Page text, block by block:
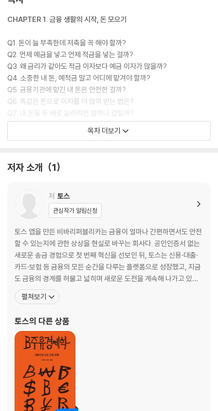
질문에 토스가 내놓는 답이자, ‘누구나 편리하고 평등하게 금융하는 세상
CHAPTER 1. 금융 생활의 시작, 돈 모으기
Q1. 돈이 늘 부족한데 저축을 꼭 해야 할까?
Q2. 언제 예금을 넣고 언제 적금을 넣는 걸까?
Q3. 왜 금리가 같아도 적금 이자보다 예금 이자가 많을까?
Q4. 소중한 내 돈, 예적금 말고 어디에 맡겨야 할까?
Q5. 금융기관에 맡긴 내 돈은 안전한 걸까?
Q6. 똑같은 돈으로 이자를 더 많이 받는 법은?
Q7. 내 돈을 두 배로 늘리려면 얼마나 걸릴까?
Q8. 통장 쪼개기, 많이 쪼갤수록 돈을 빨리 모을 수 있을까?
Q9. 적금 풍차 돌리기는 언제 어떻게 하는 걸까?
Q12. 나는 왜 과소비를 멈추지 못할까?
Q13. 소비를 줄이면 삶이 평온해질까?
Q14. ‘원 플러스 원’은 과연 이득일까?
Q15. 체크카드 vs 신용카드, 뭘 쓰는 게 좋을까?
Q16. 내 신용점수는 누가, 어떻게 평가하는 걸까?
Q17. 신용카드를 발급하거나 해지하면 신용점수가 떨어질까?
Q18. 신용카드 선결제하면 신용점수가 올라갈까?
Q19. 급할 때 리볼빙해도 되는 걸까?
Q20. 지금 자동차를 사도 될까?
CHAPTER 3. 투자, 돈이 돈을 벌어주는 날까지
Q22. 위험하다면서, 사람들은 왜 주식 투자를 할까?
Q23. 주식, 하기로 결심했다. 뭐부터 공부해야 할까?
Q24. 이 주식이 오를지 내릴지 어떻게 알 수 있을까?
Q25. 코스피와 코스닥은 뭐가 다를까?
Q26. 왜 삼성 주식 1주가 농심 주식 1주보다 저렴할까?
목차 더보기
저자 소개 1
저 토스
관심작가 알림신청
토스 앱을 만든 비바리퍼블리카는 금융이 얼마나 간편하면서도 안전
할 수 있는지에 관한 상상을 현실로 바꾸는 회사다. 공인인증서 없는
새로운 송금 경험으로 첫 번째 혁신을 선보인 뒤, 토스는 신용·대출·
카드·보험 등 금융의 모든 순간을 다루는 플랫폼으로 성장했고, 지금
도 금융의 경계를 허물고 넓히며 새로운 도전을 계속해 나가고 있다.
"누구나 편리하고 평등하게 금융생활을 할 수 있는 세상을 만든다"는
브랜드 미션 아래, 우리 삶에 꼭 필요한 금융·경제 콘텐츠를 토스 앱
심을 담아 『The Money Book: 잘
펼쳐보기
토스의 다른 상품